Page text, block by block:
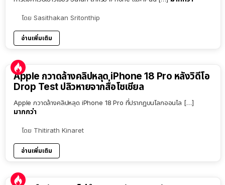
โดย Sasithakan Sritonthip
อ่านเพิ่มเติม
Apple กวาดล้างคลิปหลุด iPhone 18 Pro หลังวิดีโอ
Drop Test ปลิวหายจากสื่อโซเชียล
Apple กวาดล้างคลิปหลุด iPhone 18 Pro ที่ปรากฏบนโลกออนไล […]
มากกว่า
โดย Thitirath Kinaret
อ่านเพิ่มเติม